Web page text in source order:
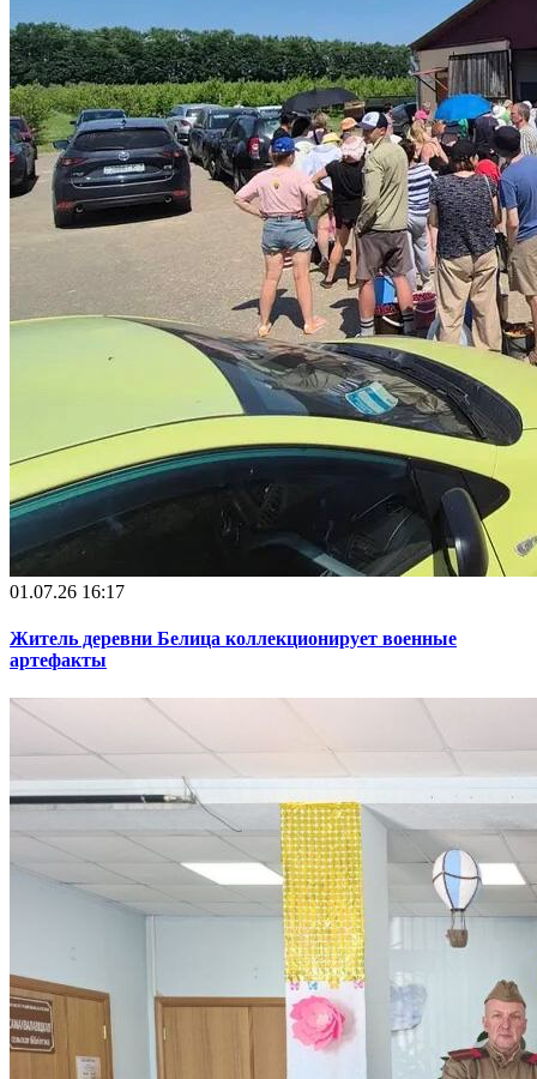
01.07.26 16:17
Житель деревни Белица коллекционирует военные
артефакты